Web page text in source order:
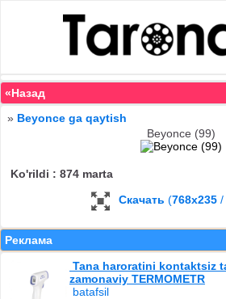
«Назад
» Beyonce ga qaytish
Beyonce (99)
Ko'rildi : 874 marta
Скачать (768x235 /
Реклама
Tana haroratini kontaktsiz
zamonaviy TERMOMETR
batafsil